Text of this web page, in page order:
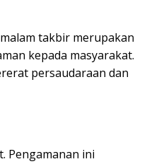
takbir merupakan
kepada masyarakat.
persaudaraan dan
Pengamanan ini